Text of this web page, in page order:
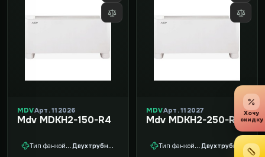
MDVАрт. 112026
Mdv MDKH2-150-R4
Тип фанкойла Двухтрубный
MDVАрт. 112027
Mdv MDKH2-250-R3
Тип фанкойла
Хочу
скидку